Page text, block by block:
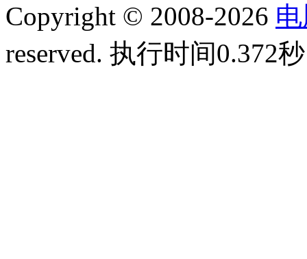
Copyright © 2008-2026
reserved. 执行时间0.372秒